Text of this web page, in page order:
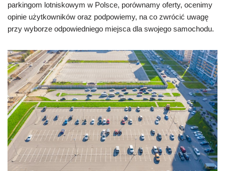
parkingom lotniskowym w Polsce, porównamy oferty, ocenimy
opinie użytkowników oraz podpowiemy, na co zwrócić uwagę
przy wyborze odpowiedniego miejsca dla swojego samochodu.